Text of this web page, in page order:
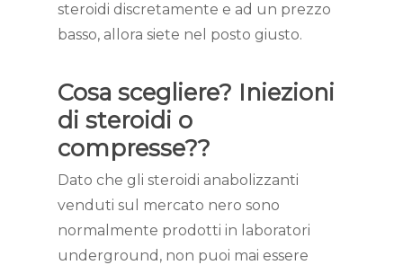
steroidi discretamente e ad un prezzo
basso, allora siete nel posto giusto.
Cosa scegliere? Iniezioni
di steroidi o
compresse??
Dato che gli steroidi anabolizzanti
venduti sul mercato nero sono
normalmente prodotti in laboratori
underground, non puoi mai essere